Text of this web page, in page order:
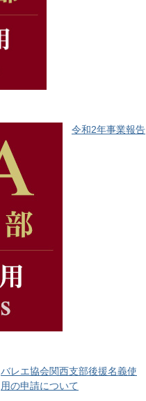
令和2年事業報告
バレエ協会関西支部後援名義使
用の申請について